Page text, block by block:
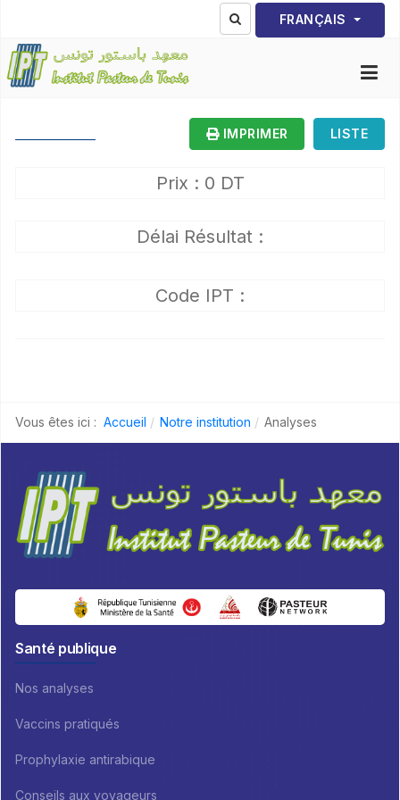
Sélectionnez votre
FRANÇAIS
LISTE
IMPRIMER
Prix : 0 DT
Délai Résultat :
Code IPT :
Vous êtes ici : Accueil Notre institution Analyses
Santé publique
Nos analyses
Vaccins pratiqués
Prophylaxie antirabique
Conseils aux voyageurs